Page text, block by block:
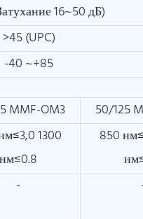
16~50 дБ)
>45 (UPC)
-40 ~+85
MMF-OM3
50/125
1300
нм≤0.8
850
-